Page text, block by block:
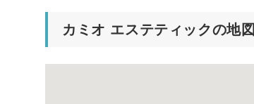
カミオ エステティックの地図